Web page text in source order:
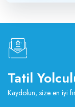
Tatil
Kaydolun, size en iyi